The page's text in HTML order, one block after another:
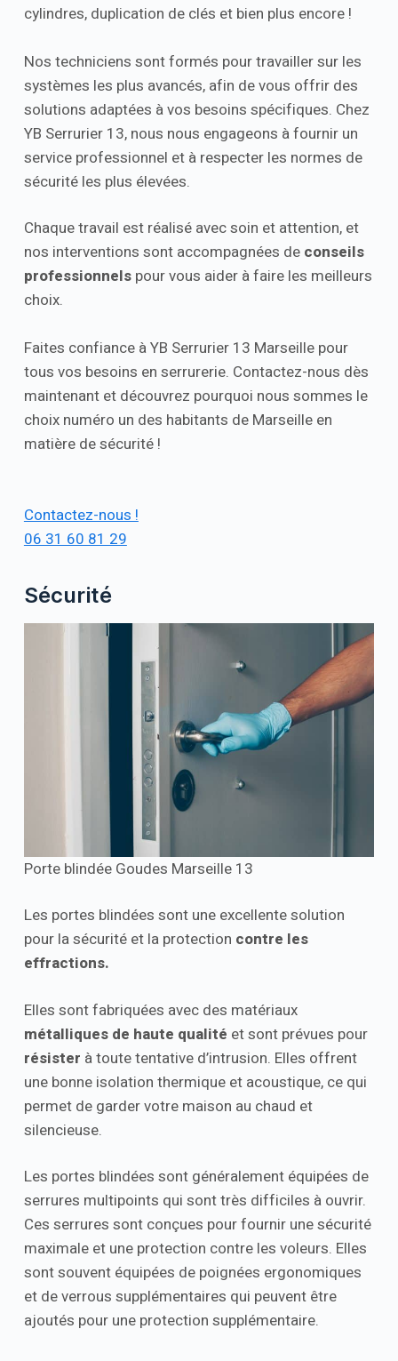
cylindres, duplication de clés et bien plus encore !
Nos techniciens sont formés pour travailler sur les
systèmes les plus avancés, afin de vous offrir des
solutions adaptées à vos besoins spécifiques. Chez
YB Serrurier 13, nous nous engageons à fournir un
service professionnel et à respecter les normes de
sécurité les plus élevées.
Chaque travail est réalisé avec soin et attention, et
nos interventions sont accompagnées de conseils
professionnels pour vous aider à faire les meilleurs
choix.
Faites confiance à YB Serrurier 13 Marseille pour
tous vos besoins en serrurerie. Contactez-nous dès
maintenant et découvrez pourquoi nous sommes le
choix numéro un des habitants de Marseille en
matière de sécurité !
Contactez-nous !
06 31 60 81 29
Sécurité
Porte blindée Goudes Marseille 13
Les portes blindées sont une excellente solution
pour la sécurité et la protection contre les
effractions.
Elles sont fabriquées avec des matériaux
métalliques de haute qualité et sont prévues pour
résister à toute tentative d’intrusion. Elles offrent
une bonne isolation thermique et acoustique, ce qui
permet de garder votre maison au chaud et
silencieuse.
Les portes blindées sont généralement équipées de
serrures multipoints qui sont très difficiles à ouvrir.
Ces serrures sont conçues pour fournir une sécurité
maximale et une protection contre les voleurs. Elles
sont souvent équipées de poignées ergonomiques
et de verrous supplémentaires qui peuvent être
ajoutés pour une protection supplémentaire.